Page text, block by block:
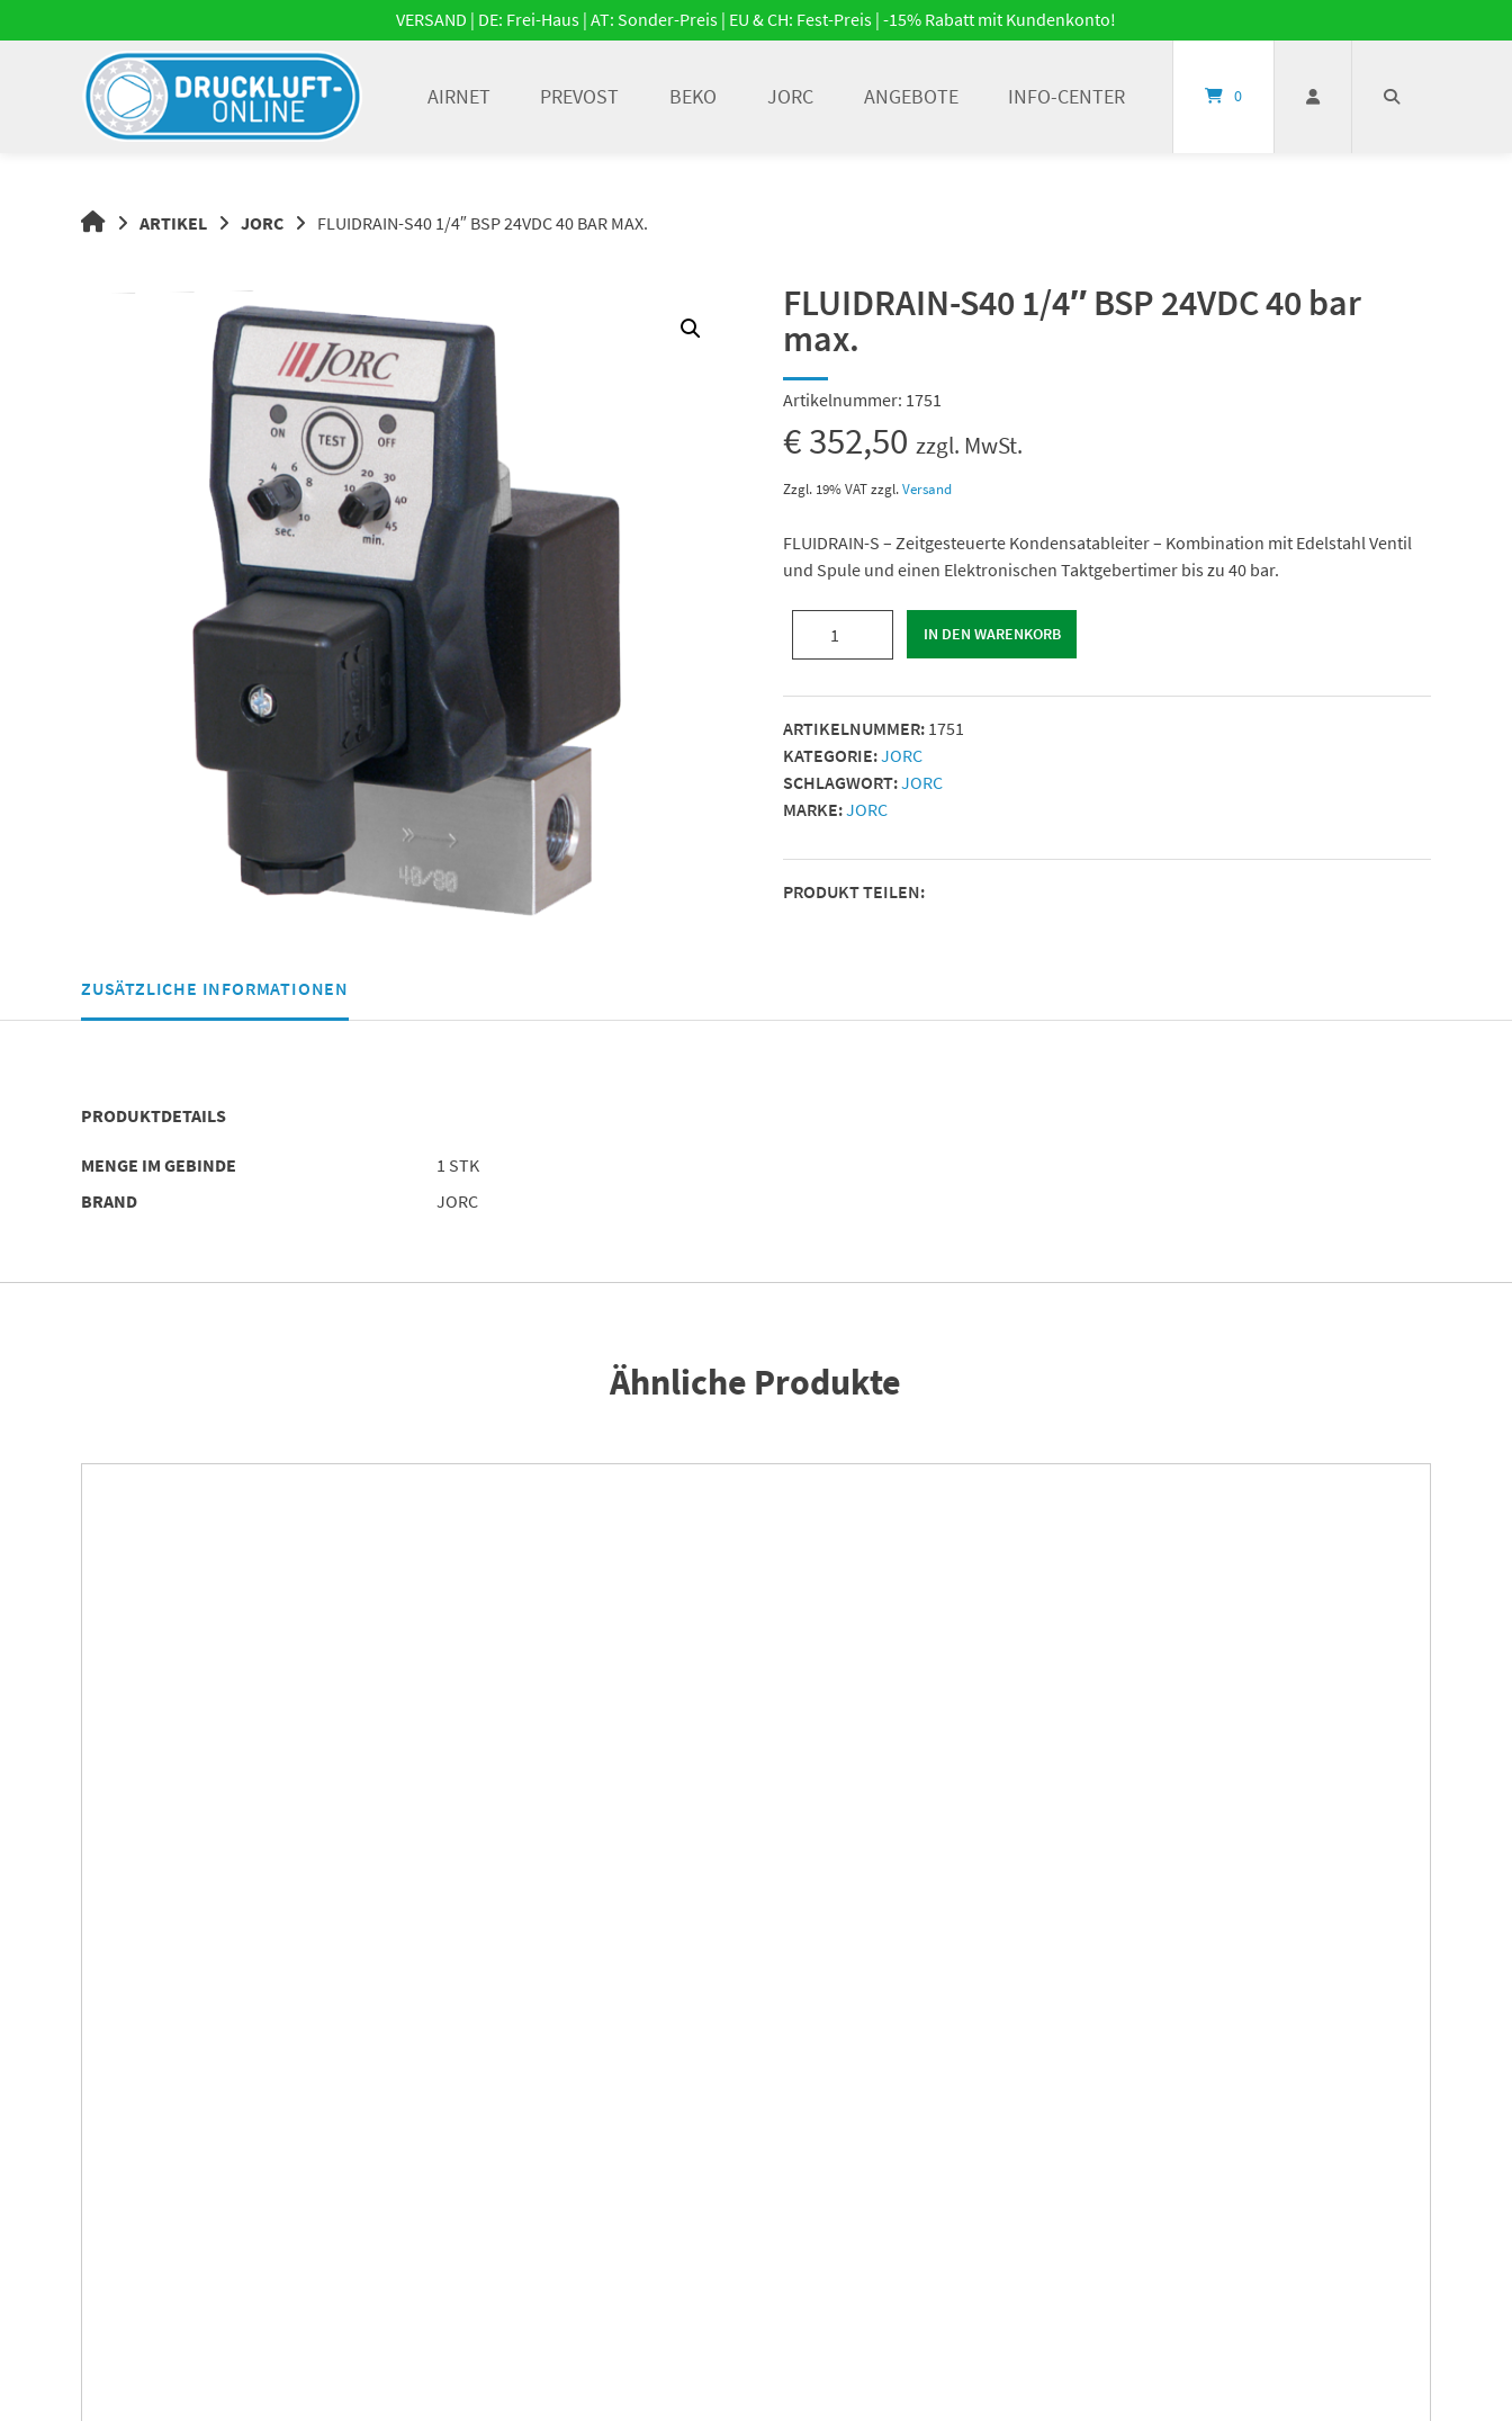
zum
VERSAND | DE: Frei-Haus | AT: Sonder-Preis | EU & CH: Fest-Preis | -15% Rabatt mit Kundenkonto!
AIRNET PREVOST BEKO JORC ANGEBOTE INFO-CENTER 0
DRUCKLUFT-
DRUCKLUFTSYSTEME,
ROHRSYSTEME,
DRUCKLUFTZUBEHÖR
ARTIKEL JORC FLUIDRAIN-S40 1/4″ BSP 24VDC 40 BAR MAX.
FLUIDRAIN-S40 1/4″ BSP 24VDC 40 bar
max.
Artikelnummer: 1751
€352,50 zzgl. MwSt.
Zzgl. 19% VATzzgl.Versand
FLUIDRAIN-S – Zeitgesteuerte Kondensatableiter – Kombination mit Edelstahl Ventil
und Spule und einen Elektronischen Taktgebertimer bis zu 40 bar.
BSP
24VDC
40
bar
max.
IN DEN WARENKORB
ARTIKELNUMMER: 1751
KATEGORIE:JORC
SCHLAGWORT:JORC
MARKE:JORC
PRODUKT TEILEN:
ZUSÄTZLICHE INFORMATIONEN
PRODUKTDETAILS
MENGE IM GEBINDE
1 STK
BRAND
JORC
Ähnliche Produkte